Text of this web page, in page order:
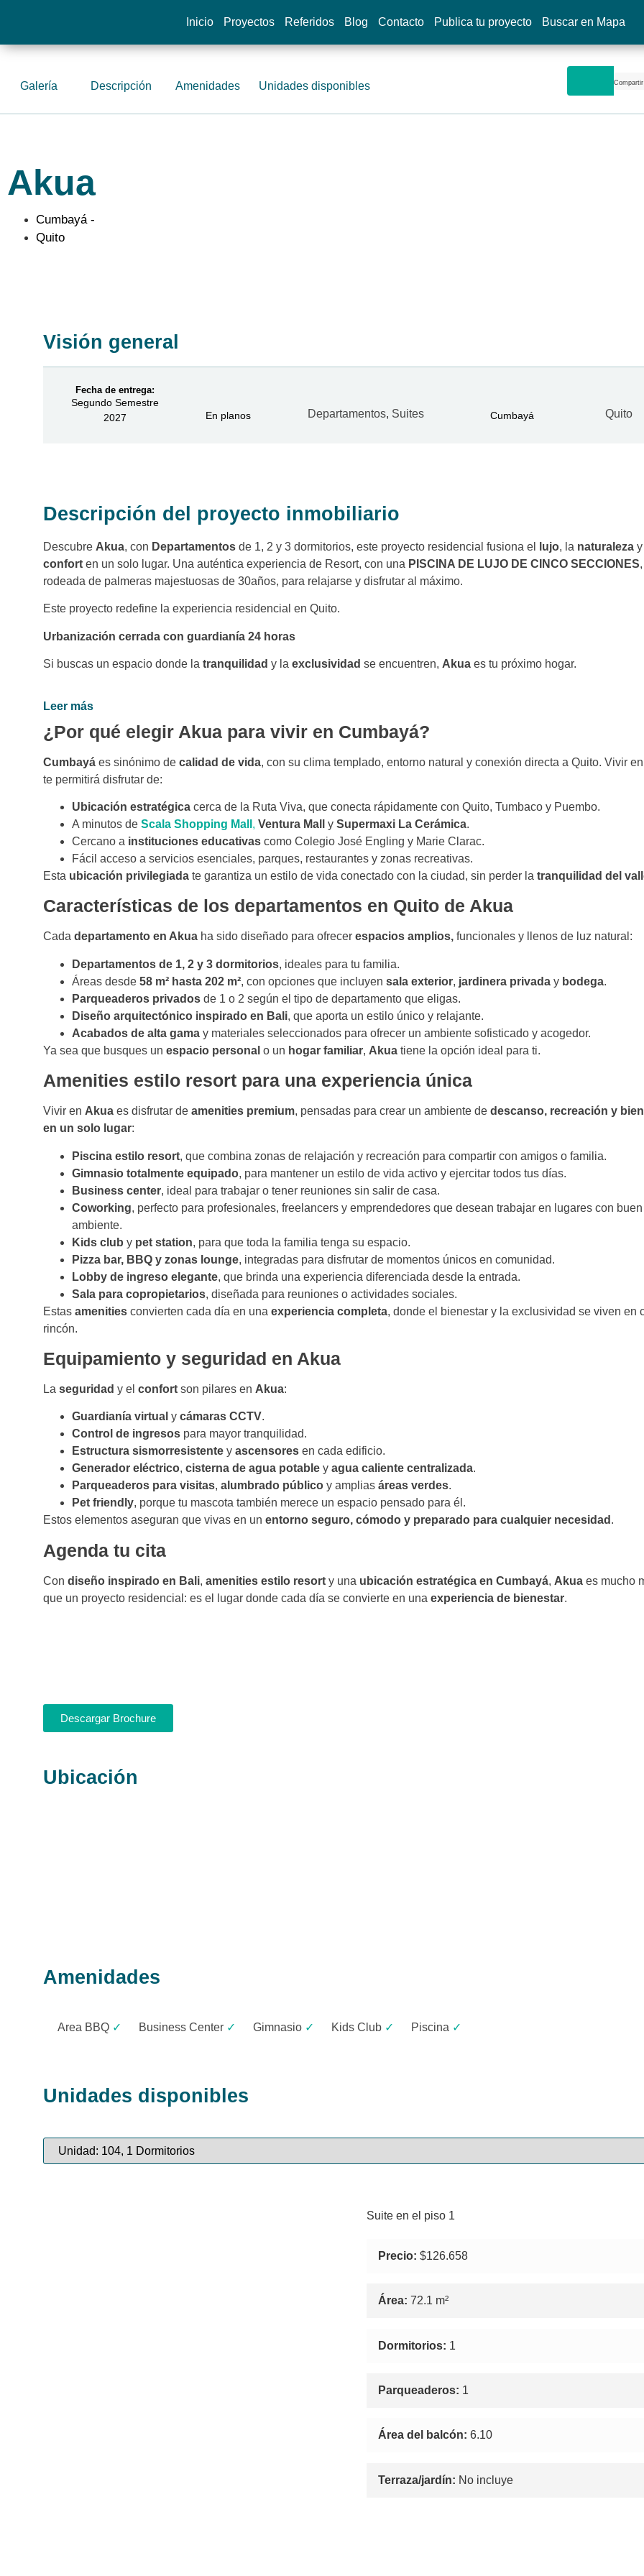
Inicio Proyectos Referidos Blog Contacto Publica tu proyecto Buscar en Mapa
Galería Descripción Amenidades Unidades disponibles
Akua
Cumbayá -
Quito
Visión general
Fecha de entrega:
Segundo Semestre
2027
En planos Departamentos, Suites Cumbayá Quito
Descripción del proyecto inmobiliario
Descubre Akua, con Departamentos de 1, 2 y 3 dormitorios, este proyecto residencial fusiona el lujo, la naturaleza y
confort en un solo lugar. Una auténtica experiencia de Resort, con una PISCINA DE LUJO DE CINCO SECCIONES,
rodeada de palmeras majestuosas de 30años, para relajarse y disfrutar al máximo.
Este proyecto redefine la experiencia residencial en Quito.
Urbanización cerrada con guardianía 24 horas
Si buscas un espacio donde la tranquilidad y la exclusividad se encuentren, Akua es tu próximo hogar.
Leer más
¿Por qué elegir Akua para vivir en Cumbayá?
Cumbayá es sinónimo de calidad de vida, con su clima templado, entorno natural y conexión directa a Quito. Vivir en
te permitirá disfrutar de:
Ubicación estratégica cerca de la Ruta Viva, que conecta rápidamente con Quito, Tumbaco y Puembo.
A minutos de Scala Shopping Mall , Ventura Mall y Supermaxi La Cerámica.
Cercano a instituciones educativas como Colegio José Engling y Marie Clarac.
Fácil acceso a servicios esenciales, parques, restaurantes y zonas recreativas.
Esta ubicación privilegiada te garantiza un estilo de vida conectado con la ciudad, sin perder la tranquilidad del
Características de los departamentos en Quito de Akua
Cada departamento en Akua ha sido diseñado para ofrecer espacios amplios, funcionales y llenos de luz natural:
Departamentos de 1, 2 y 3 dormitorios, ideales para tu familia.
Áreas desde 58 m² hasta 202 m², con opciones que incluyen sala exterior, jardinera privada y bodega.
Parqueaderos privados de 1 o 2 según el tipo de departamento que eligas.
Diseño arquitectónico inspirado en Bali, que aporta un estilo único y relajante.
Acabados de alta gama y materiales seleccionados para ofrecer un ambiente sofisticado y acogedor.
Ya sea que busques un espacio personal o un hogar familiar, Akua tiene la opción ideal para ti.
Amenities estilo resort para una experiencia única
Vivir en Akua es disfrutar de amenities premium, pensadas para crear un ambiente de descanso, recreación y
en un solo lugar:
Piscina estilo resort, que combina zonas de relajación y recreación para compartir con amigos o familia.
Gimnasio totalmente equipado, para mantener un estilo de vida activo y ejercitar todos tus días.
Business center, ideal para trabajar o tener reuniones sin salir de casa.
Coworking, perfecto para profesionales, freelancers y emprendedores que desean trabajar en lugares con buen
ambiente.
Kids club y pet station, para que toda la familia tenga su espacio.
Pizza bar, BBQ y zonas lounge, integradas para disfrutar de momentos únicos en comunidad.
Lobby de ingreso elegante, que brinda una experiencia diferenciada desde la entrada.
Sala para copropietarios, diseñada para reuniones o actividades sociales.
Estas amenities convierten cada día en una experiencia completa, donde el bienestar y la exclusividad se viven en
rincón.
Equipamiento y seguridad en Akua
La seguridad y el confort son pilares en Akua:
Guardianía virtual y cámaras CCTV.
Control de ingresos para mayor tranquilidad.
Estructura sismorresistente y ascensores en cada edificio.
Generador eléctrico, cisterna de agua potable y agua caliente centralizada.
Parqueaderos para visitas, alumbrado público y amplias áreas verdes.
Pet friendly, porque tu mascota también merece un espacio pensado para él.
Estos elementos aseguran que vivas en un entorno seguro, cómodo y preparado para cualquier necesidad .
Agenda tu cita
Con diseño inspirado en Bali, amenities estilo resort y una ubicación estratégica en Cumbayá, Akua es mucho
que un proyecto residencial: es el lugar donde cada día se convierte en una experiencia de bienestar.
Descargar Brochure
Ubicación
Amenidades
Area BBQ ✓ Business Center ✓ Gimnasio ✓ Kids Club ✓ Piscina ✓
Unidades disponibles
Suite en el piso 1
Precio: $126.658
Área: 72.1 m²
Dormitorios: 1
Parqueaderos: 1
Área del balcón: 6.10
Terraza/jardín: No incluye